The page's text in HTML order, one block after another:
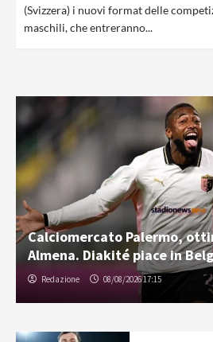
(Svizzera) i nuovi format delle
maschili, che entreranno...
Calciomercato Palermo,
Almena. Diakité piace in
Redazione 08/08/2026 17:15